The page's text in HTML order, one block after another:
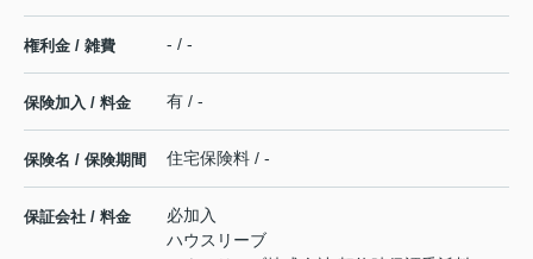
権利金 / 雑費 - / -
保険加入 / 料金 有 / -
保険名 / 保険期間 住宅保険料 / -
保証会社 / 料金
必加入
ハウスリーブ